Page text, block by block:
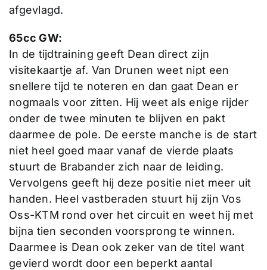
afgevlagd.
65cc GW:
In de tijdtraining geeft Dean direct zijn
visitekaartje af. Van Drunen weet nipt een
snellere tijd te noteren en dan gaat Dean er
nogmaals voor zitten. Hij weet als enige rijder
onder de twee minuten te blijven en pakt
daarmee de pole. De eerste manche is de start
niet heel goed maar vanaf de vierde plaats
stuurt de Brabander zich naar de leiding.
Vervolgens geeft hij deze positie niet meer uit
handen. Heel vastberaden stuurt hij zijn Vos
Oss-KTM rond over het circuit en weet hij met
bijna tien seconden voorsprong te winnen.
Daarmee is Dean ook zeker van de titel want
gevierd wordt door een beperkt aantal